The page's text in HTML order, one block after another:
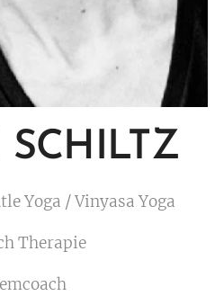
SCHILTZ
Yoga / Vinyasa Yoga
Therapie